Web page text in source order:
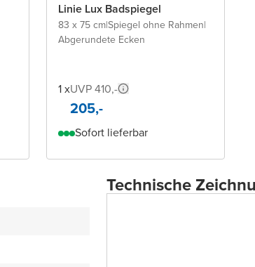
Linie Lux Badspiegel
83 x 75 cm|Spiegel ohne Rahmen|
Abgerundete Ecken
1 xUVP 410,-
205,-
Sofort lieferbar
Technische